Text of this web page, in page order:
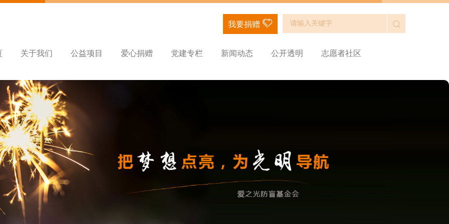
我要捐赠
关于我们 公益项目 爱心捐赠 党建专栏 新闻动态 公开透明 志愿者社区